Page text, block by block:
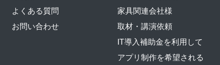
よくある質問
お問い合わせ
家具関連会社様
取材・講演依頼
IT導入補助金を利用して
アプリ制作を希望される